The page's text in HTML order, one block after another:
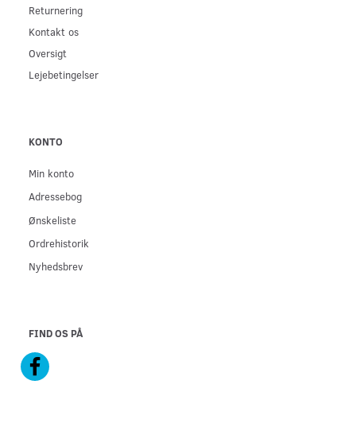
Returnering
Kontakt os
Oversigt
Lejebetingelser
KONTO
Min konto
Adressebog
Ønskeliste
Ordrehistorik
Nyhedsbrev
FIND OS PÅ